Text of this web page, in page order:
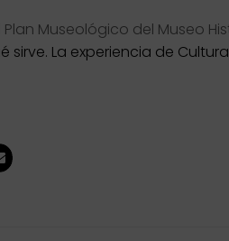
Museológico del Museo
La experiencia de